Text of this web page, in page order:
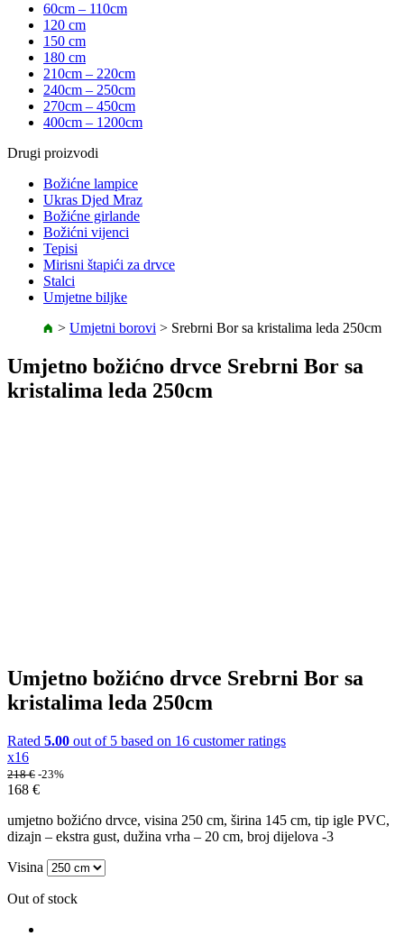
60cm – 110cm
120 cm
150 cm
180 cm
210cm – 220cm
240cm – 250cm
270cm – 450cm
400cm – 1200cm
Drugi proizvodi
Božićne lampice
Ukras Djed Mraz
Božićne girlande
Božićni vijenci
Tepisi
Mirisni štapići za drvce
Stalci
Umjetne biljke
> Umjetni borovi > Srebrni Bor sa kristalima leda 250cm
Umjetno božićno drvce Srebrni Bor sa
kristalima leda 250cm
Umjetno božićno drvce Srebrni Bor sa
kristalima leda 250cm
Rated 5.00 out of 5 based on 16 customer ratings
x16
218€ -23%
168 €
umjetno božićno drvce, visina 250 cm, širina 145 cm, tip igle PVC,
dizajn – ekstra gust, dužina vrha – 20 cm, broj dijelova -3
Visina
Out of stock